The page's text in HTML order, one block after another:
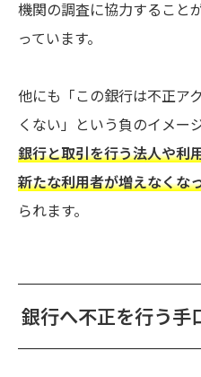
機関の調査に協力すること
っています。
他にも「この銀行は不正ア
くない」という負のイメー
銀行と取引を行う法人や利
新たな利用者が増えなくな
られます。
銀行へ不正を行う手